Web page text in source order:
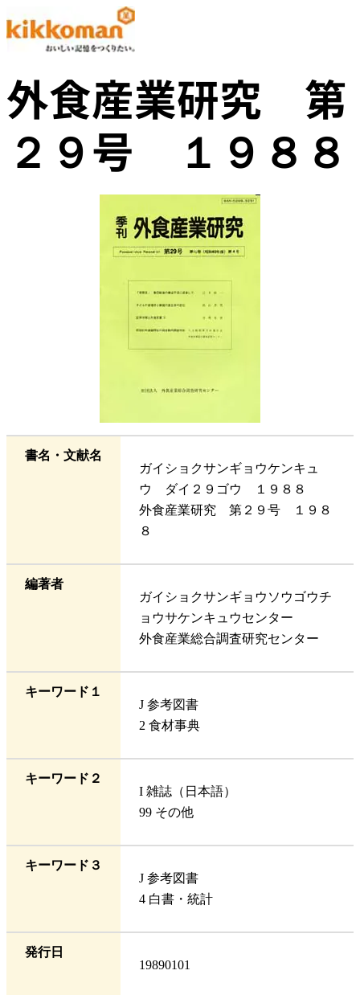
外食産業研究 第
２９号 １９８８
書名・文献名
ガイショクサンギョウケンキュ
ウ ダイ２９ゴウ １９８８
外食産業研究 第２９号 １９８
８
編著者
ガイショクサンギョウソウゴウチ
ョウサケンキュウセンター
外食産業総合調査研究センター
キーワード１
J 参考図書
2 食材事典
キーワード２
I 雑誌（日本語）
99 その他
キーワード３
J 参考図書
4 白書・統計
発行日
19890101